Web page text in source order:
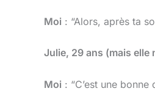
Moi : “Alors, après ta
Julie, 29 ans (mais elle
Moi : “C’est une